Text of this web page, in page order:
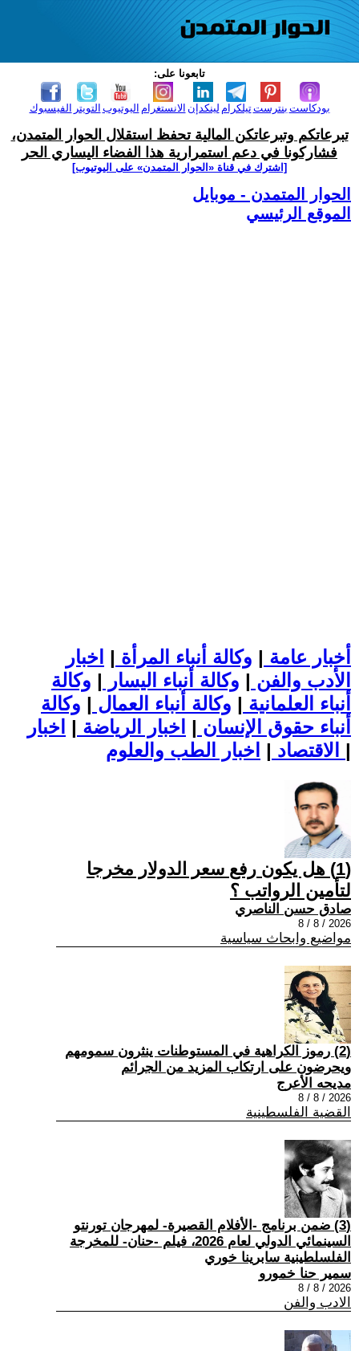
تابعونا على:
الفيسبوك التويتر اليوتيوب الانستغرام لينكدإن تيلكرامبنترست بودكاست
تبرعاتكم وتبرعاتكن المالية تحفظ استقلال الحوار المتمدن،
فشاركونا في دعم استمرارية هذا الفضاء اليساري الحر
[اشترك في قناة ‫«الحوار المتمدن» على اليوتيوب]
الحوار المتمدن - موبايل
الموقع الرئيسي
أخبار عامة | وكالة أنباء المرأة | اخبار
الأدب والفن | وكالة أنباء اليسار | وكالة
أنباء العلمانية | وكالة أنباء العمال | وكالة
أنباء حقوق الإنسان | اخبار الرياضة | اخبار
الاقتصاد | |
(1) هل يكون رفع سعر الدولار مخرجا
لتأمين الرواتب ؟
صادق حسن الناصري
2026 / 8 / 8
مواضيع وابحاث سياسية
(2) رموز الكراهية في المستوطنات ينثرون سمومهم
ويحرضون على ارتكاب المزيد من الجرائم
مديحه الأعرج
2026 / 8 / 8
القضية الفلسطينية
(3) ضمن برنامج -الأفلام القصيرة- لمهرجان تورنتو
السينمائي الدولي لعام 2026، فيلم -حنان- للمخرجة
الفلسلطينية سابرينا خوري
سمير حنا خمورو
2026 / 8 / 8
الادب والفن